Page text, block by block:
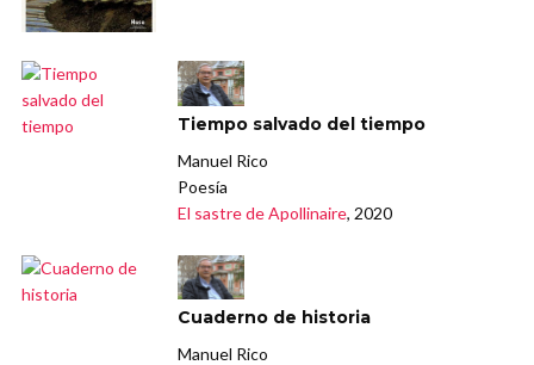
Tiempo salvado del tiempo
Manuel Rico
Poesía
El sastre de Apollinaire, 2020
Cuaderno de historia
Manuel Rico